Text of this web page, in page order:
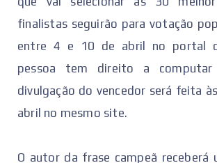
finalistas seguirão para votação
entre 4 e 10 de abril no portal
pessoa tem direito a
divulgação do vencedor será feita
abril no mesmo site.
O autor da frase campeã receberá